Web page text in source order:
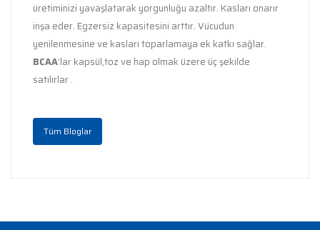
üretiminizi yavaşlatarak yorgunluğu azaltır. Kasları onarır
inşa eder. Egzersiz kapasitesini arttır. Vücudun
yenilenmesine ve kasları toparlamaya ek katkı sağlar.
BCAA’lar kapsül,toz ve hap olmak üzere üç şekilde
satılırlar .
Tüm Bloglar